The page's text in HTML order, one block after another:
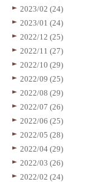
2023/02 (24)
2023/01 (24)
2022/12 (25)
2022/11 (27)
2022/10 (29)
2022/09 (25)
2022/08 (29)
2022/07 (26)
2022/06 (25)
2022/05 (28)
2022/04 (29)
2022/03 (26)
2022/02 (24)